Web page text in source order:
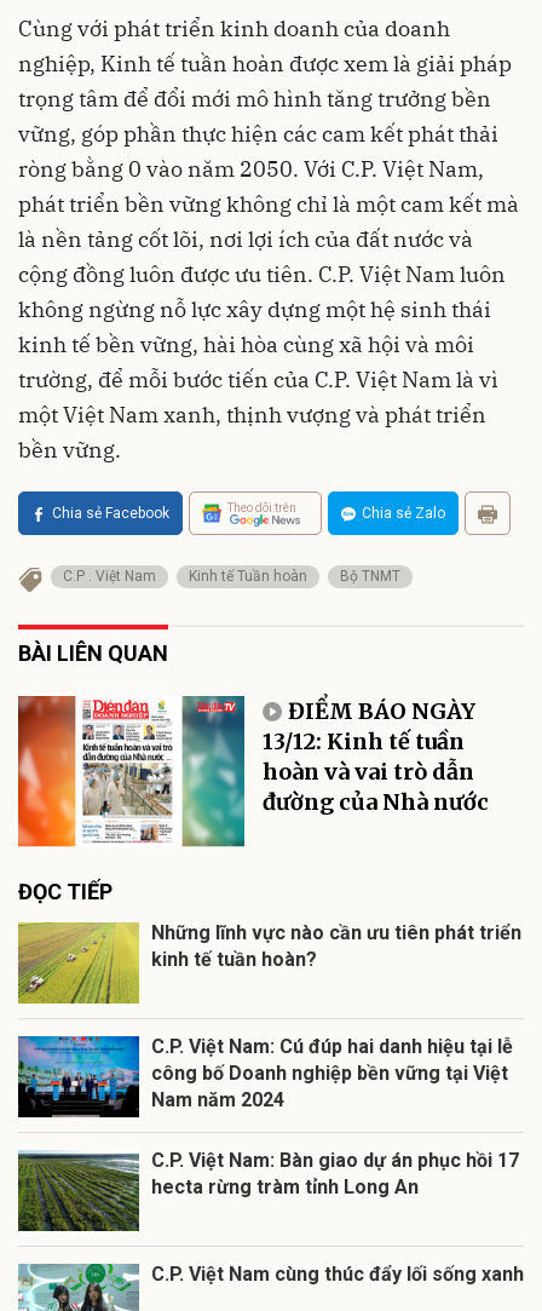
Cùng với phát triển kinh doanh của doanh
nghiệp, Kinh tế tuần hoàn được xem là giải pháp
trọng tâm để đổi mới mô hình tăng trưởng bền
vững, góp phần thực hiện các cam kết phát thải
ròng bằng 0 vào năm 2050. Với C.P. Việt Nam,
phát triển bền vững không chỉ là một cam kết mà
là nền tảng cốt lõi, nơi lợi ích của đất nước và
cộng đồng luôn được ưu tiên. C.P. Việt Nam luôn
không ngừng nỗ lực xây dựng một hệ sinh thái
kinh tế bền vững, hài hòa cùng xã hội và môi
trường, để mỗi bước tiến của C.P. Việt Nam là vì
một Việt Nam xanh, thịnh vượng và phát triển
bền vững.
Chia sẻ Facebook Theo dõi trên Chia sẻ Zalo
C.P . Việt Nam Kinh tế Tuần hoàn Bộ TNMT
BÀI LIÊN QUAN
ĐIỂM BÁO NGÀY
13/12: Kinh tế tuần
hoàn và vai trò dẫn
đường của Nhà nước
ĐỌC TIẾP
Những lĩnh vực nào cần ưu tiên phát triển
kinh tế tuần hoàn?
C.P. Việt Nam: Cú đúp hai danh hiệu tại lễ
công bố Doanh nghiệp bền vững tại Việt
Nam năm 2024
C.P. Việt Nam: Bàn giao dự án phục hồi 17
hecta rừng tràm tỉnh Long An
C.P. Việt Nam cùng thúc đẩy lối sống xanh